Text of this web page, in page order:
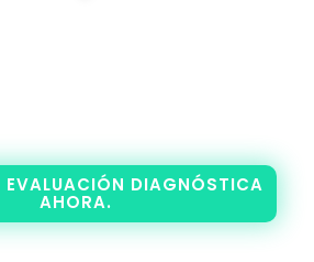
EVALUACIÓN DIAGNÓSTICA
AHORA.